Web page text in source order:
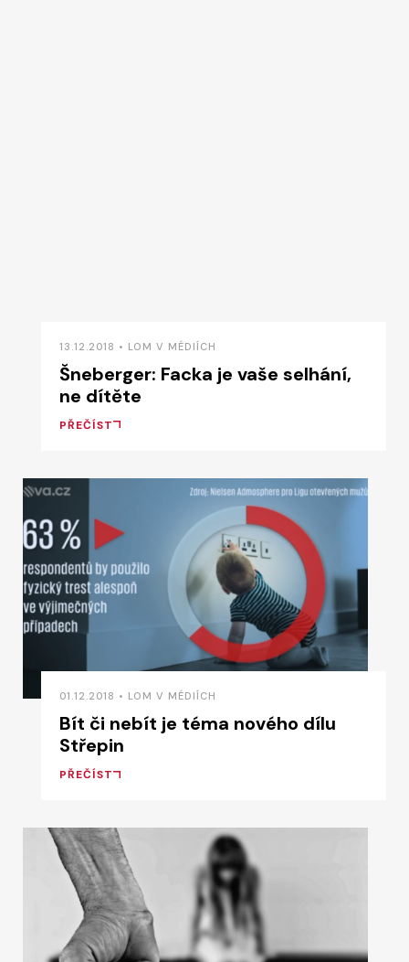
13.12.2018 • LOM V MÉDIÍCH
Šneberger: Facka je vaše selhání,
ne dítěte
PŘEČÍST
01.12.2018 • LOM V MÉDIÍCH
Bít či nebít je téma nového dílu
Střepin
PŘEČÍST